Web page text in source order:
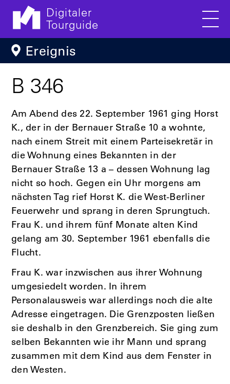
Direkt zum Inhalt
Digitaler
Tourguide
Ereignis
B 346
Am Abend des 22. September 1961 ging Horst
K., der in der Bernauer Straße 10 a wohnte,
nach einem Streit mit einem Parteisekretär in
die Wohnung eines Bekannten in der
Bernauer Straße 13 a – dessen Wohnung lag
nicht so hoch. Gegen ein Uhr morgens am
nächsten Tag rief Horst K. die West-Berliner
Feuerwehr und sprang in deren Sprungtuch.
Frau K. und ihrem fünf Monate alten Kind
gelang am 30. September 1961 ebenfalls die
Flucht.
Frau K. war inzwischen aus ihrer Wohnung
umgesiedelt worden. In ihrem
Personalausweis war allerdings noch die alte
Adresse eingetragen. Die Grenzposten ließen
sie deshalb in den Grenzbereich. Sie ging zum
selben Bekannten wie ihr Mann und sprang
zusammen mit dem Kind aus dem Fenster in
den Westen.